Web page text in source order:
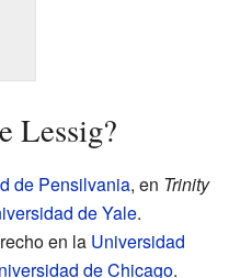
Lessig?
de Pensilvania, en Trinity
de Yale.
en la Universidad
de Chicago.